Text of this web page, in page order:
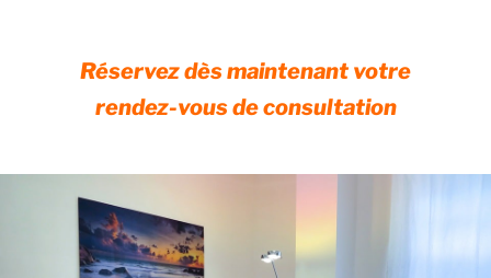
Réservez dès maintenant votre
rendez-vous de consultation